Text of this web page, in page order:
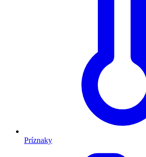
Príznaky